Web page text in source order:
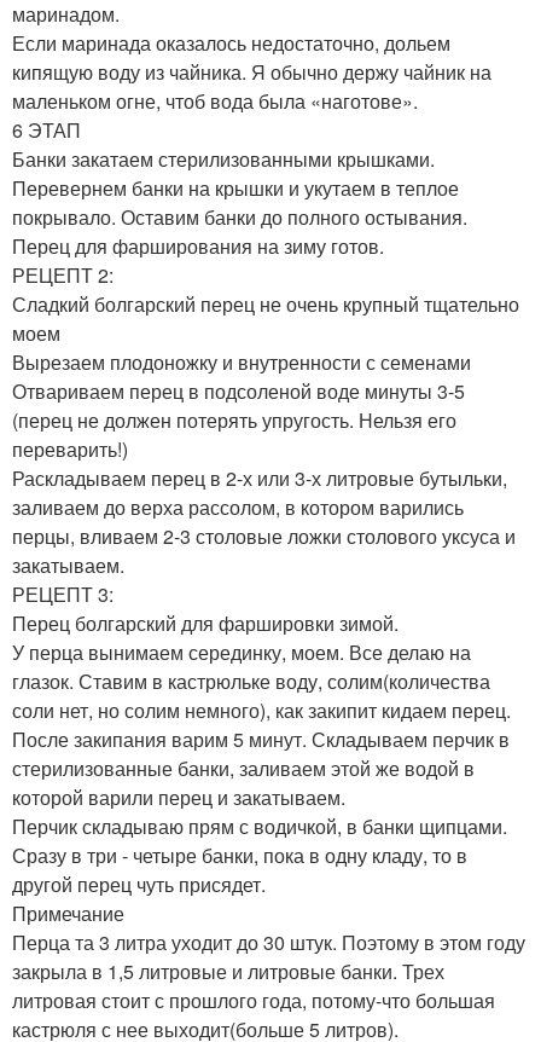
маринадом.
Если маринада оказалось недостаточно, дольем
кипящую воду из чайника. Я обычно держу чайник на
маленьком огне, чтоб вода была «наготове».
6 ЭТАП
Банки закатаем стерилизованными крышками.
Перевернем банки на крышки и укутаем в теплое
покрывало. Оставим банки до полного остывания.
Перец для фарширования на зиму готов.
РЕЦЕПТ 2:
Сладкий болгарский перец не очень крупный тщательно
моем
Вырезаем плодоножку и внутренности с семенами
Отвариваем перец в подсоленой воде минуты 3-5
(перец не должен потерять упругость. Нельзя его
переварить!)
Раскладываем перец в 2-х или 3-х литровые бутыльки,
заливаем до верха рассолом, в котором варились
перцы, вливаем 2-3 столовые ложки столового уксуса и
закатываем.
РЕЦЕПТ 3:
Перец болгарский для фаршировки зимой.
У перца вынимаем серединку, моем. Все делаю на
глазок. Ставим в кастрюльке воду, солим(количества
соли нет, но солим немного), как закипит кидаем перец.
После закипания варим 5 минут. Складываем перчик в
стерилизованные банки, заливаем этой же водой в
которой варили перец и закатываем.
Перчик складываю прям с водичкой, в банки щипцами.
Сразу в три - четыре банки, пока в одну кладу, то в
другой перец чуть присядет.
Примечание
Перца та 3 литра уходит до 30 штук. Поэтому в этом году
закрыла в 1,5 литровые и литровые банки. Трех
литровая стоит с прошлого года, потому-что большая
кастрюля с нее выходит(больше 5 литров).